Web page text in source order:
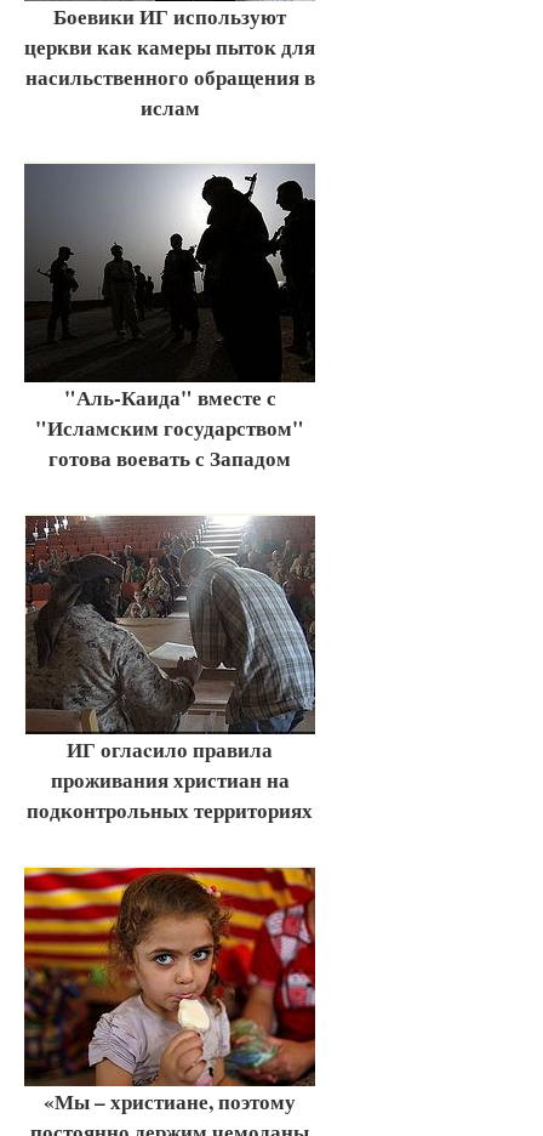
Боевики ИГ используют
церкви как камеры пыток для
насильственного обращения в
ислам
"Аль-Каида" вместе с
"Исламским государством"
готова воевать с Западом
ИГ оглаcило правила
проживания христиан на
подконтрольных территориях
«Мы – христиане, поэтому